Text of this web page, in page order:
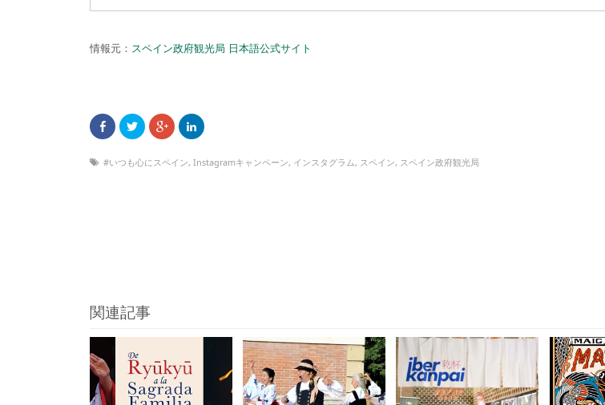
情報元： スペイン政府観光局 日本語公式サイト
#いつも心にスペイン, Instagramキャンペーン, インスタグラム, スペイン, スペイン政府観光局
関連記事